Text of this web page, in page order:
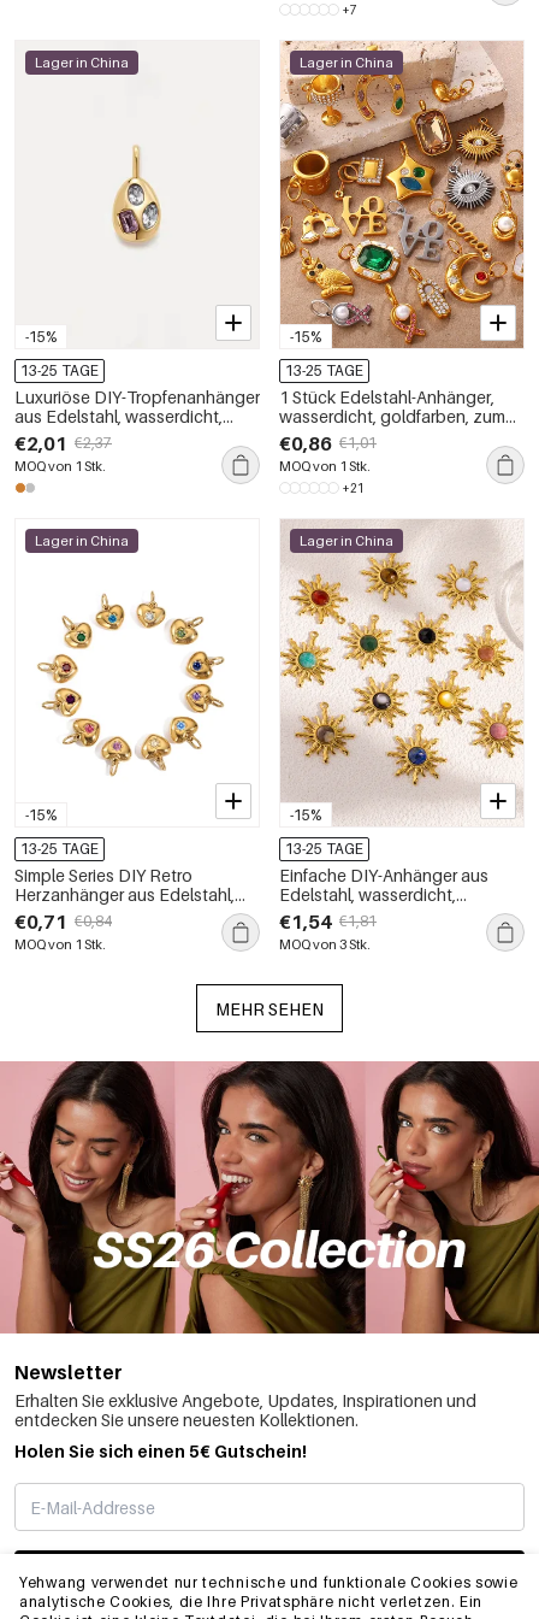
Yehwang verwendet nur technische und funktionale Cookies sowie
analytische Cookies, die Ihre Privatsphäre nicht verletzen. Ein
+7
-15%
Lager in China
13-25 TAGE
Luxuriöse DIY-Tropfenanhänger
aus Edelstahl, wasserdicht,
goldfarben, für Damen
€2,01 €2,37
MOQ von 1 Stk.
-15%
Lager in China
13-25 TAGE
1 Stück Edelstahl-Anhänger,
wasserdicht, goldfarben, zum
Selbermachen
€0,86 €1,01
MOQ von 1 Stk.
+21
-15%
Lager in China
13-25 TAGE
Simple Series DIY Retro
Herzanhänger aus Edelstahl,
wasserdicht, goldfarben, für
Damen
€0,71 €0,84
MOQ von 1 Stk.
-15%
Lager in China
13-25 TAGE
Einfache DIY-Anhänger aus
Edelstahl, wasserdicht,
goldfarben, mit Naturstein
€1,54 €1,81
MOQ von 3 Stk.
MEHR SEHEN
Newsletter
Erhalten Sie exklusive Angebote, Updates, Inspirationen und
entdecken Sie unsere neuesten Kollektionen.
Holen Sie sich einen 5€ Gutschein!
ABONNIEREN